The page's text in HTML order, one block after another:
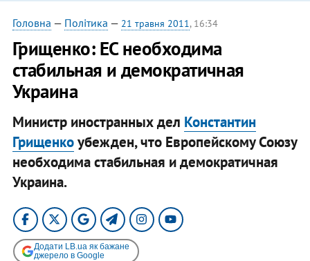
Головна — Політика — 21 травня 2011, 16:34
Грищенко: ЕС необходима
стабильная и демократичная
Украина
Министр иностранных дел Константин
Грищенкоубежден, что Европейскому Союзу
необходима стабильная и демократичная
Украина.
Додати LB.ua як бажане
джерело в Google